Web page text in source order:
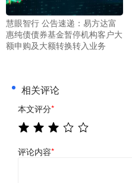
慧眼智行 公告速递：易方达富
惠纯债债券基金暂停机构客户大
额申购及大额转换转入业务
相关评论
本文评分*
评论内容*